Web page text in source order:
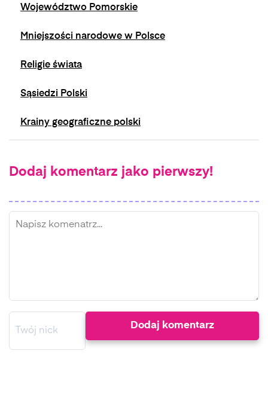
Województwo Pomorskie
Mniejszości narodowe w Polsce
Religie świata
Sąsiedzi Polski
Krainy geograficzne polski
Dodaj komentarz jako pierwszy!